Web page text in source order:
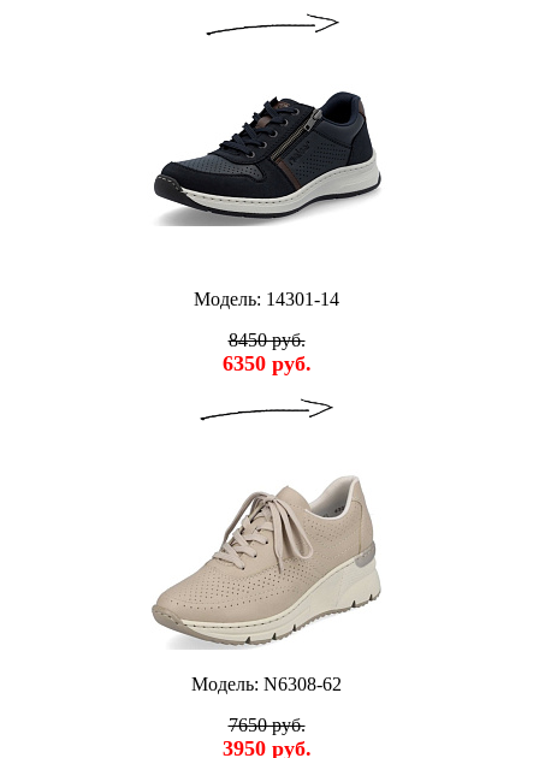
Модель: 14301-14
8450 руб.
6350 руб.
Модель: N6308-62
7650 руб.
3950 руб.